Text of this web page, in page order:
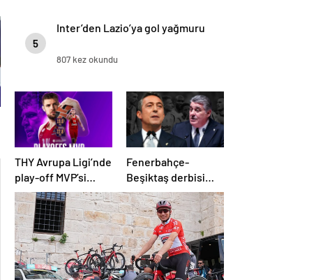
5
Inter’den Lazio’ya gol yağmuru
807 kez okundu
THY Avrupa Ligi’nde
play-off MVP’si
Sasha Vezenkov
Fenerbahçe-
Beşiktaş derbisi
öncesi başkanların
karnesi